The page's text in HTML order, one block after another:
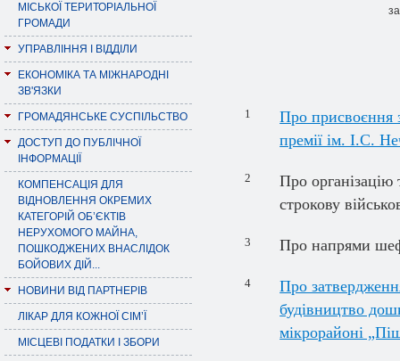
МІСЬКОЇ ТЕРИТОРІАЛЬНОЇ
ГРОМАДИ
УПРАВЛІННЯ І ВІДДІЛИ
ЕКОНОМІКА ТА МІЖНАРОДНІ
ЗВ'ЯЗКИ
ГРОМАДЯНСЬКЕ СУСПІЛЬСТВО
ДОСТУП ДО ПУБЛІЧНОЇ
ІНФОРМАЦІЇ
КОМПЕНСАЦІЯ ДЛЯ
ВІДНОВЛЕННЯ ОКРЕМИХ
КАТЕГОРІЙ ОБ’ЄКТІВ
НЕРУХОМОГО МАЙНА,
ПОШКОДЖЕНИХ ВНАСЛІДОК
БОЙОВИХ ДІЙ...
НОВИНИ ВІД ПАРТНЕРІВ
ЛІКАР ДЛЯ КОЖНОЇ СІМ’Ї
МІСЦЕВІ ПОДАТКИ І ЗБОРИ
1
Про присвоєння
премії ім. І.С.
2
Про
строкову
3 Про напрями
4
Про
будівництво
мікрорайоні